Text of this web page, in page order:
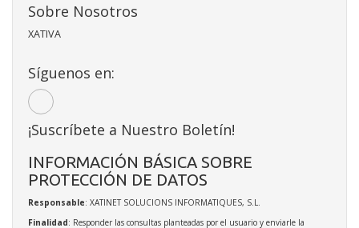
Sobre Nosotros
XATIVA
Síguenos en:
¡Suscríbete a Nuestro Boletín!
INFORMACIÓN BÁSICA SOBRE
PROTECCIÓN DE DATOS
Responsable: XATINET SOLUCIONS INFORMATIQUES, S.L.
Finalidad: Responder las consultas planteadas por el usuario y enviarle la